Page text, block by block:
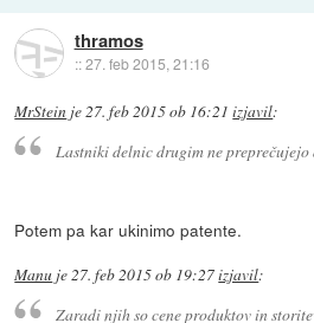
thramos
::27. feb 2015, 21:16
MrStein je27. feb 2015 ob 16:21 izjavil:
Lastniki delnic drugim ne preprečujejo
Potem pa kar ukinimo patente.
Manu je27. feb 2015 ob 19:27izjavil:
Zaradi njih so cene produktov in